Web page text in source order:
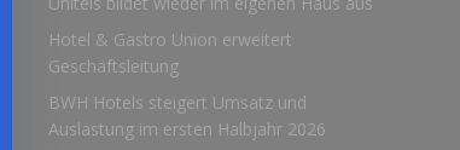
Hotel & Gastro Union erweitert
Geschäftsleitung
BWH Hotels steigert Umsatz und
Auslastung im ersten Halbjahr 2026